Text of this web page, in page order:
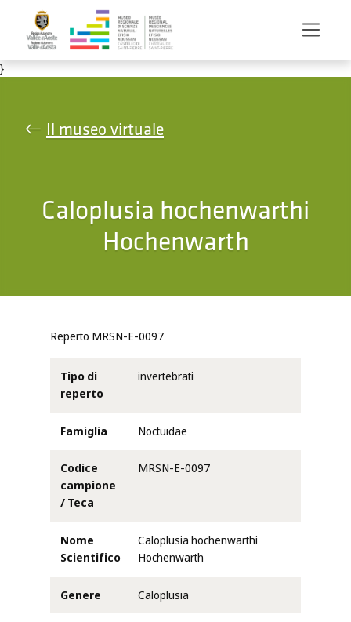
Salta al contenuto principale
}
Il museo virtuale
Caloplusia hochenwarthi
Hochenwarth
Reperto MRSN-E-0097
Tipo di
reperto
invertebrati
Famiglia Noctuidae
Codice
campione
/ Teca
MRSN-E-0097
Nome
Scientifico
Caloplusia hochenwarthi
Hochenwarth
Genere Caloplusia